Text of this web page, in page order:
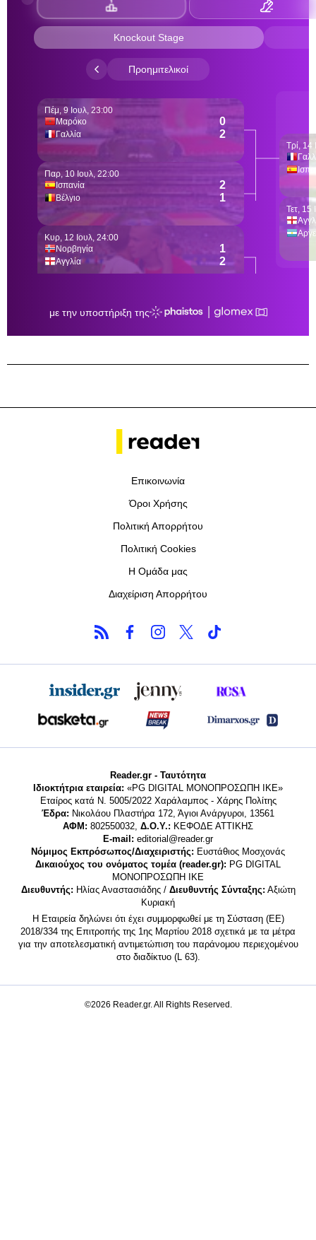
Επικοινωνία
Όροι Χρήσης
Πολιτική Απορρήτου
Πολιτική Cookies
Η Ομάδα μας
Διαχείριση Απορρήτου
Reader.gr - Ταυτότητα
Ιδιοκτήτρια εταιρεία: «PG DIGITAL MONΟΠΡΟΣΩΠΗ ΙΚΕ»
Εταίρος κατά Ν. 5005/2022 Χαράλαμπος - Χάρης Πολίτης
Έδρα: Νικολάου Πλαστήρα 172, Άγιοι Ανάργυροι, 13561
ΑΦΜ: 802550032, Δ.Ο.Υ.: ΚΕΦΟΔΕ ΑΤΤΙΚΗΣ
E-mail: editorial@reader.gr
Νόμιμος Εκπρόσωπος/Διαχειριστής: Ευστάθιος Μοσχονάς
Δικαιούχος του ονόματος τομέα (reader.gr): PG DIGITAL
MONΟΠΡΟΣΩΠΗ ΙΚΕ
Διευθυντής: Ηλίας Αναστασιάδης / Διευθυντής Σύνταξης: Αξιώτη
Κυριακή
Η Εταιρεία δηλώνει ότι έχει συμμορφωθεί με τη Σύσταση (ΕΕ)
2018/334 της Επιτροπής της 1ης Μαρτίου 2018 σχετικά με τα μέτρα
για την αποτελεσματική αντιμετώπιση του παράνομου περιεχομένου
στο διαδίκτυο (L 63).
©2026 Reader.gr. All Rights Reserved.